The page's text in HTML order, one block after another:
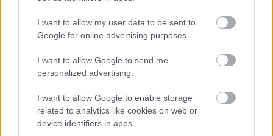
I want to allow my user data to be sent to
Google for online advertising purposes.
I want to allow Google to send me
personalized advertising.
I want to allow Google to enable storage
related to analytics like cookies on web or
device identifiers in apps.
τα Android τηλέφωνα τον Σεπτέμβριο